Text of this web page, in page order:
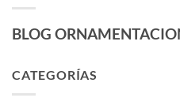
BLOG
CATEGORÍAS